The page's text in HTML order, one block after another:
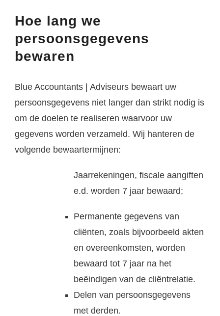
Hoe lang we
persoonsgegevens
bewaren
Blue Accountants | Adviseurs bewaart uw
persoonsgegevens niet langer dan strikt nodig is
om de doelen te realiseren waarvoor uw
gegevens worden verzameld. Wij hanteren de
volgende bewaartermijnen:
Jaarrekeningen, fiscale aangiften
e.d. worden 7 jaar bewaard;
Permanente gegevens van
cliënten, zoals bijvoorbeeld akten
en overeenkomsten, worden
bewaard tot 7 jaar na het
beëindigen van de cliëntrelatie.
Delen van persoonsgegevens
met derden.